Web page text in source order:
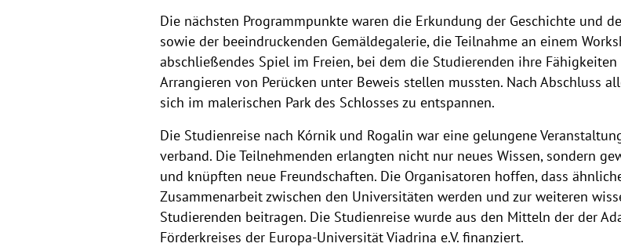
Die nächsten Programmpunkte waren die Erkundung der Geschichte und
sowie der beeindruckenden Gemäldegalerie, die Teilnahme an einem
abschließendes Spiel im Freien, bei dem die Studierenden ihre
Arrangieren von Perücken unter Beweis stellen mussten. Nach Abschluss
sich im malerischen Park des Schlosses zu entspannen.
Die Studienreise nach Kórnik und Rogalin war eine gelungene
verband. Die Teilnehmenden erlangten nicht nur neues Wissen, sondern
und knüpften neue Freundschaften. Die Organisatoren hoffen, dass
Zusammenarbeit zwischen den Universitäten werden und zur weiteren
Studierenden beitragen. Die Studienreise wurde aus den Mitteln der der
Förderkreises der Europa-Universität Viadrina e.V. finanziert.